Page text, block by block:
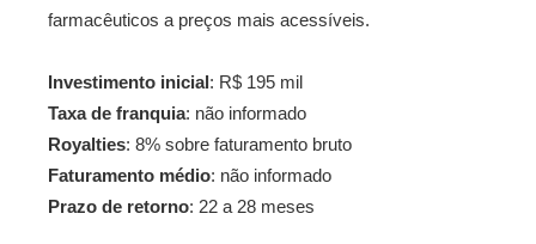
farmacêuticos a preços mais acessíveis.
Investimento inicial: R$ 195 mil
Taxa de franquia: não informado
Royalties: 8% sobre faturamento bruto
Faturamento médio: não informado
Prazo de retorno: 22 a 28 meses